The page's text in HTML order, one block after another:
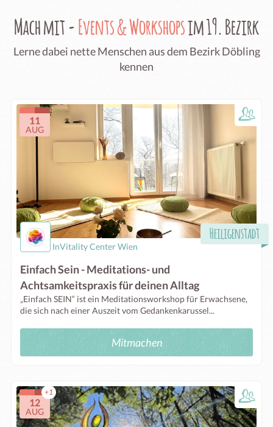
Mach mit -Events & Workshopsim 19. Bezirk
Lerne dabei nette Menschen aus dem Bezirk Döbling
kennen
11
AUG
Heiligenstadt
InVitality Center Wien
Einfach Sein - Meditations- und
Achtsamkeitspraxis für deinen Alltag
„Einfach SEIN“ ist ein Meditationsworkshop für Erwachsene,
die sich nach einer Auszeit vom Gedankenkarussel...
Mitmachen
12
AUG
+1